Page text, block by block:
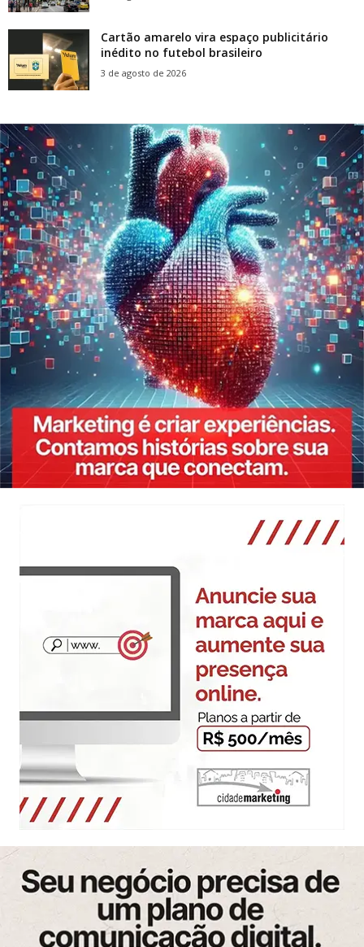
Cartão amarelo vira espaço publicitário
inédito no futebol brasileiro
3 de agosto de 2026